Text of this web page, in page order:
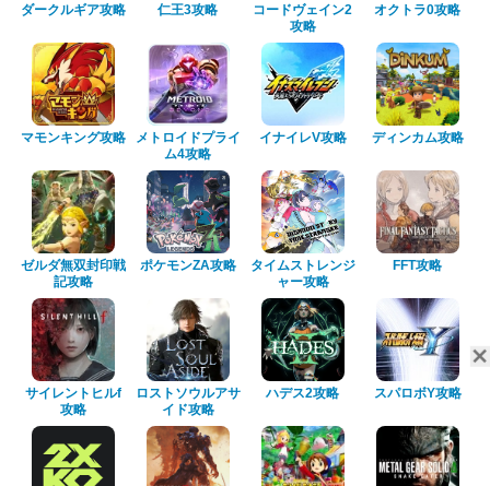
ダークルギア攻略 仁王3攻略
コードヴェイン2
攻略
オクトラ0攻略
マモンキング攻略
メトロイドプライ
ム4攻略
イナイレV攻略 ディンカム攻略
ゼルダ無双封印戦
記攻略
ポケモンZA攻略
タイムストレンジ
ャー攻略
FFT攻略
サイレントヒルf
攻略
ロストソウルアサ
イド攻略
ハデス2攻略 スパロボY攻略